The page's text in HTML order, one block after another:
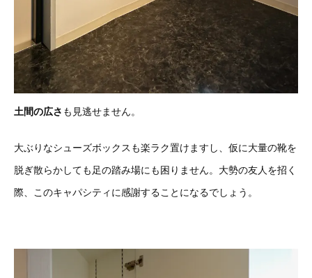
土間の広さ も見逃せません。
大ぶりなシューズボックスも楽ラク置けますし、仮に大量の靴を
脱ぎ散らかしても足の踏み場にも困りません。大勢の友人を招く
際、このキャパシティに感謝することになるでしょう。